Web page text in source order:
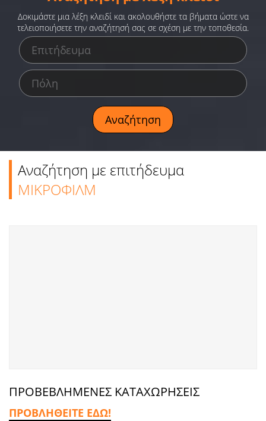
Ειδήσεις
Παιχνίδια
Ραδιόφωνο
Ταινίες
Δοκιμάστε μια λέξη κλειδί και ακολουθήστε τα βήματα ώστε να
τελειοποιήσετε την αναζήτησή σας σε σχέση με την τοποθεσία.
Αναζήτηση με επιτήδευμα
ΜΙΚΡΟΦΙΛΜ
ΠΡΟΒΕΒΛΗΜΕΝΕΣ ΚΑΤΑΧΩΡΗΣΕΙΣ
ΠΡΟΒΛΗΘΕΙΤΕ ΕΔΩ!